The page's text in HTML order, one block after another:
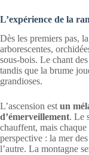
L’expérience de la
Dès les premiers pas,
arborescentes,
sous-bois. Le chant des
tandis que la brume
grandioses.
L’ascension est un
d’émerveillement. Le
chauffent, mais
perspective : la mer
l’autre. La montagne